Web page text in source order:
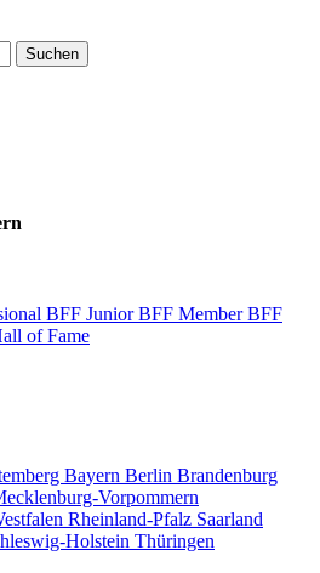
BFF JuniorBFF MemberBFF
of Fame
Bayern Berlin Brandenburg
Vorpommern
Rheinland-Pfalz Saarland
Holstein Thüringen